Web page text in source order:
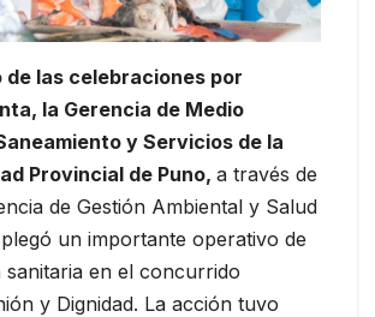
de las celebraciones por
la Gerencia de Medio
y Servicios de la
Provincial de Puno, a través de
de Gestión Ambiental y Salud
un importante operativo de
sanitaria en el concurrido
y Dignidad. La acción tuvo